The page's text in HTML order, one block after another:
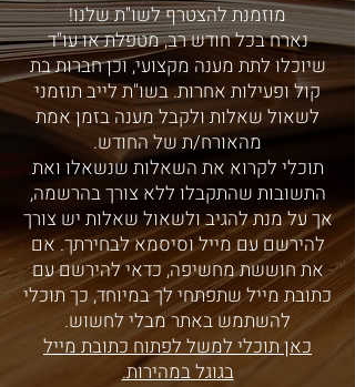
מוזמנת להצטרף לשו"ת שלנו!
נארח בכל חודש רב, מטפלת או עו"ד
שיוכלו לתת מענה מקצועי, וכן חברות בת
קול ופעילות אחרות. בשו"ת לייב תוזמני
לשאול שאלות ולקבל מענה בזמן אמת
מהאורח/ת של החודש.
תוכלי לקרוא את השאלות שנשאלו ואת
התשובות שהתקבלו ללא צורך בהרשמה,
אך על מנת להגיב ולשאול שאלות יש צורך
להירשם עם מייל וסיסמא לבחירתך. אם
את חוששת מחשיפה, כדאי להירשם עם
כתובת מייל שתפתחי לך במיוחד, כך תוכלי
להשתמש באתר מבלי לחשוש.
כאן תוכלי למשל לפתוח כתובת מייל
בגוגל במהירות.